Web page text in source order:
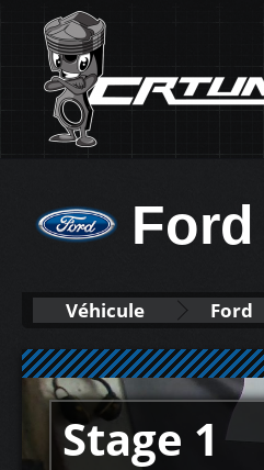
Véhicule Ford
Stage 1